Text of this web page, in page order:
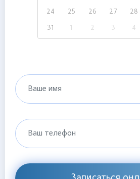
24 25 26 27 28
31 1 2 3 4
Ваше имя
Ваш телефон